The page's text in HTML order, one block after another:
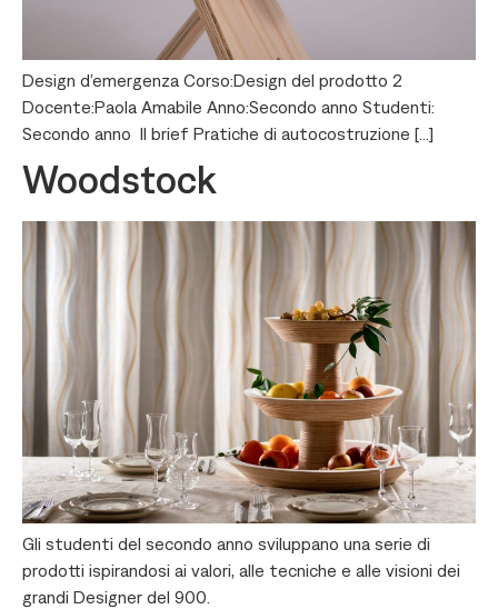
Design d’emergenza Corso:Design del prodotto 2
Docente:Paola Amabile Anno:Secondo anno Studenti:
Secondo anno Il brief Pratiche di autocostruzione […]
Woodstock
Gli studenti del secondo anno sviluppano una serie di
prodotti ispirandosi ai valori, alle tecniche e alle visioni dei
grandi Designer del 900.